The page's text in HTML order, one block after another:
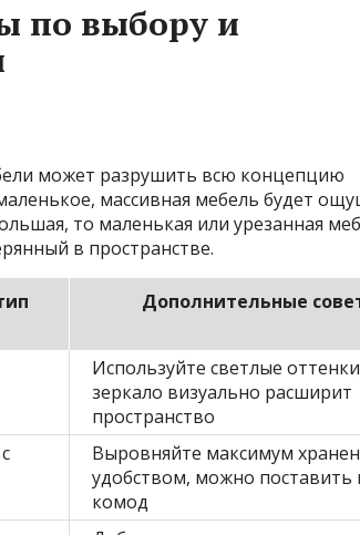
по выбору и
может разрушить всю концепцию
массивная мебель будет
то маленькая или урезанная
в пространстве.
Дополнительные
Используйте светлые
зеркало визуально расширит
пространство
Выровняйте максимум
удобством, можно поставить
комод